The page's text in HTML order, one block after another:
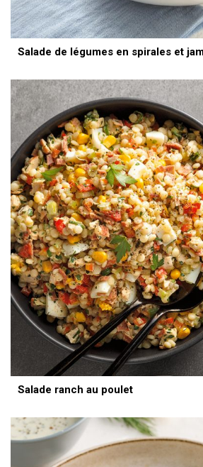
Salade de légumes en spirales et
Salade ranch au poulet